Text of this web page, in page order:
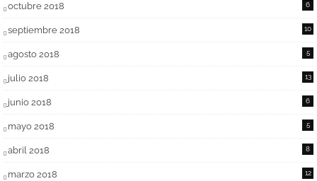
octubre 2018 6
septiembre 2018 10
agosto 2018 5
julio 2018 13
junio 2018 6
mayo 2018 5
abril 2018 8
marzo 2018 12